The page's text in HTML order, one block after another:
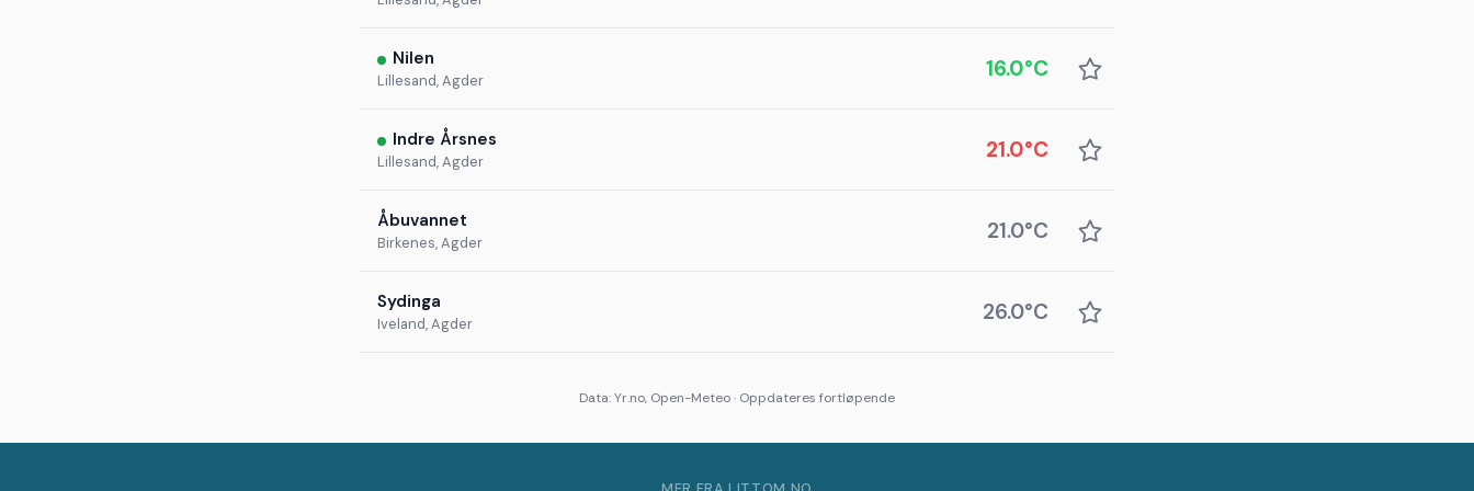
Nilen
Lillesand, Agder 16.0°C
Indre Årsnes
Lillesand, Agder 21.0°C
Åbuvannet
Birkenes, Agder 21.0°C
Sydinga
Iveland, Agder 26.0°C
Data: Yr.no, Open-Meteo · Oppdateres fortløpende